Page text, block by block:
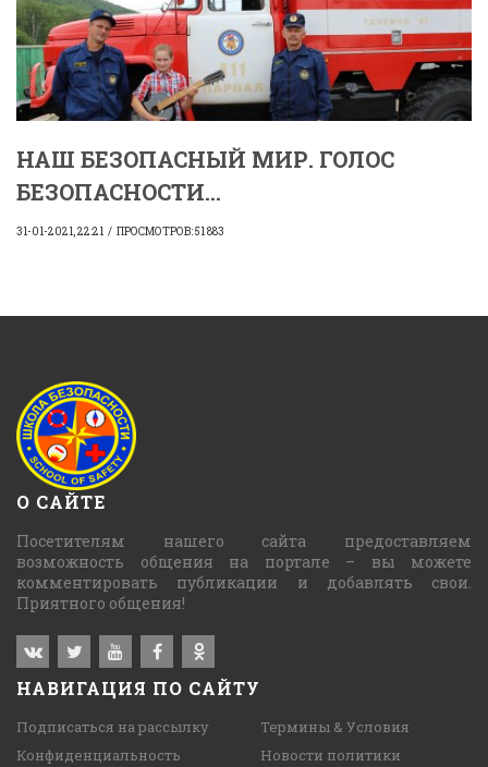
НАШ БЕЗОПАСНЫЙ МИР. ГОЛОС
БЕЗОПАСНОСТИ...
31-01-2021, 22:21 ПРОСМОТРОВ: 51 883
О САЙТЕ
Посетителям нашего сайта предоставляем
возможность общения на портале – вы можете
комментировать публикации и добавлять свои.
Приятного общения!
НАВИГАЦИЯ ПО САЙТУ
Подписаться на рассылку
Термины & Условия
Конфиденциальность
Новости политики